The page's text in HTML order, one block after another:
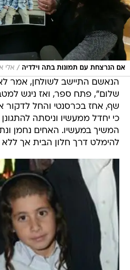
אם הנרצחת עם תמונות בתה וילדיה / אלי
הנאשם התיישב לשולחן, אמר
שלום", פתח ספר, ואז ניגש
שף, אחז בכרסנטי והחל לדקור
כי יחדל ממעשיו וניסתה
המשיך במעשיו. האחים נחמן
להימלט דרך חלון הבית אך